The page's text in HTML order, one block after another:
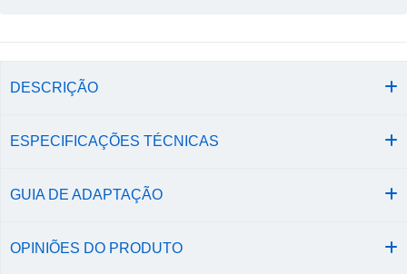
DESCRIÇÃO
ESPECIFICAÇÕES TÉCNICAS
GUIA DE ADAPTAÇÃO
OPINIÕES DO PRODUTO